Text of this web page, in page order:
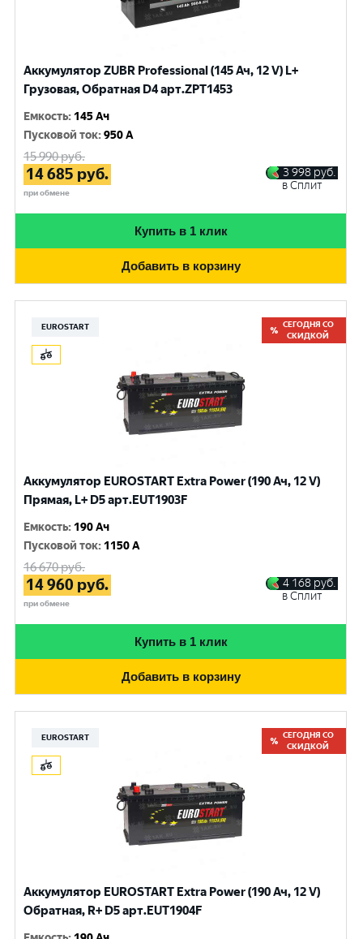
Аккумулятор ZUBR Professional (145 Ач, 12 V) L+
Грузовая, Обратная D4 арт.ZPT1453
Емкость: 145 Ач
Пусковой ток:950 A
15 990руб.
14 685 руб.
при обмене
3 998 руб.
в Сплит
Купить в 1 клик
Добавить в корзину
EUROSTART
СЕГОДНЯ СО
СКИДКОЙ
Аккумулятор EUROSTART Extra Power (190 Ач, 12 V)
Прямая, L+ D5 арт.EUT1903F
Емкость: 190 Ач
Пусковой ток: 1150 A
16 670руб.
14 960 руб.
при обмене
4 168 руб.
в Сплит
Купить в 1 клик
Добавить в корзину
EUROSTART
СЕГОДНЯ СО
СКИДКОЙ
Аккумулятор EUROSTART Extra Power (190 Ач, 12 V)
Обратная, R+ D5 арт.EUT1904F